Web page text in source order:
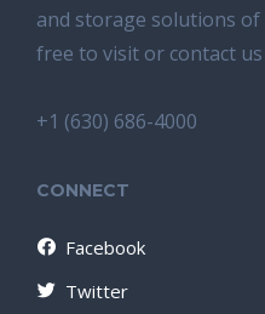
and storage solutions of
free to visit or contact
+1 (630) 686-4000
CONNECT
Facebook
Twitter